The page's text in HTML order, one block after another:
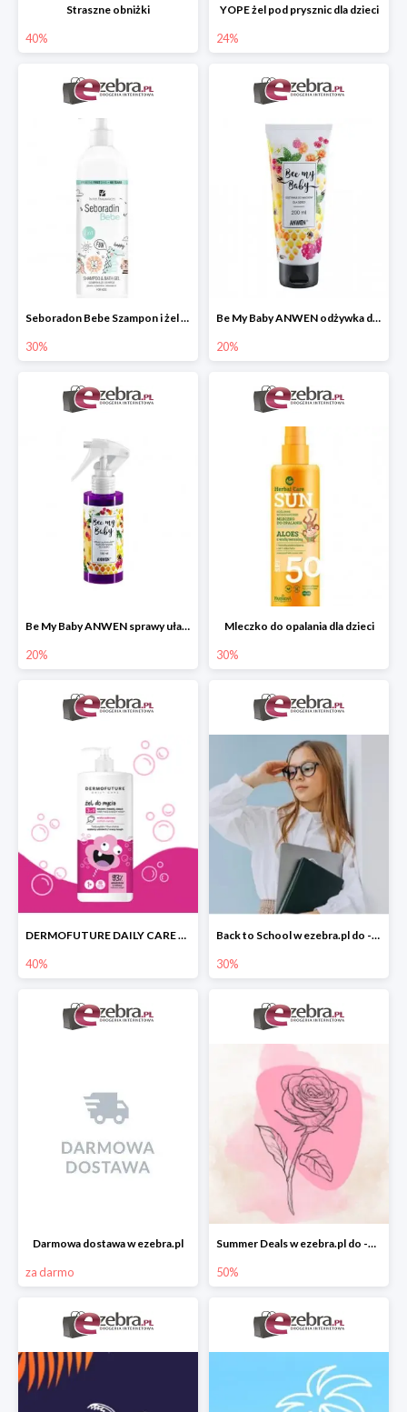
Straszne obniżki
40%
YOPE żel pod prysznic dla dzieci
24%
Seboradon Bebe Szampon i żel do mycia 2w1
30%
Be My Baby ANWEN odżywka do włosów dla dzieci
20%
Be My Baby ANWEN sprawy ułatwiający rozczesywanie
20%
Mleczko do opalania dla dzieci
30%
DERMOFUTURE DAILY CARE żel do mycia 3w1 dla dzieci
40%
Back to School w ezebra.pl do -30%
30%
Darmowa dostawa w ezebra.pl
za darmo
Summer Deals w ezebra.pl do -50%
50%